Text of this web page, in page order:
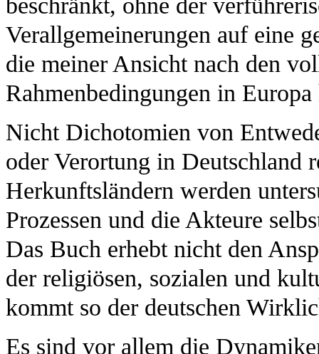
Verallgemeinerungen auf eine
die meiner Ansicht nach den
Rahmenbedingungen in
Nicht Dichotomien von
oder Verortung in Deutschland
Herkunftsländern werden
Prozessen und die Akteure
Das Buch erhebt nicht den
der religiösen, sozialen und
kommt so der deutschen
Es sind vor allem die